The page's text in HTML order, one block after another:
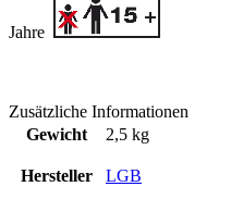
Jahre
Zusätzliche Informationen
Gewicht
2,5 kg
Hersteller LGB